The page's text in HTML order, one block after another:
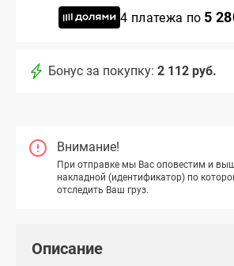
4 платежа по 5
Бонус за покупку: 2 112 руб.
Внимание!
При отправке мы Вас оповестим и
накладной (идентификатор) по
отследить Ваш груз.
Описание